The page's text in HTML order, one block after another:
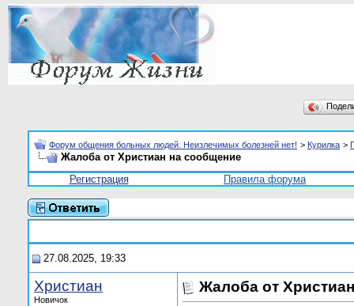
Форум общения больных людей. Неизлечимых болезней нет! > Курилка >
Жалоба от Христиан на сообщение
Регистрация
Правила форума
27.08.2025, 19:33
Христиан
Новичок
Жалоба от